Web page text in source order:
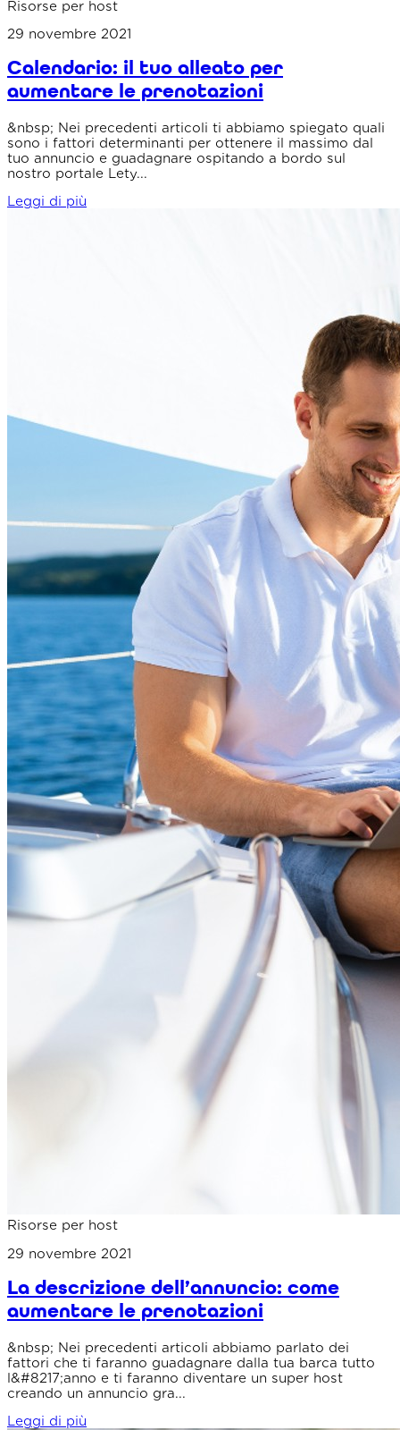
Risorse per host
29 novembre 2021
Calendario: il tuo alleato per
aumentare le prenotazioni
&nbsp; Nei precedenti articoli ti abbiamo spiegato quali
sono i fattori determinanti per ottenere il massimo dal
tuo annuncio e guadagnare ospitando a bordo sul
nostro portale Lety...
Leggi di più
Risorse per host
29 novembre 2021
La descrizione dell’annuncio: come
aumentare le prenotazioni
&nbsp; Nei precedenti articoli abbiamo parlato dei
fattori che ti faranno guadagnare dalla tua barca tutto
l&#8217;anno e ti faranno diventare un super host
creando un annuncio gra...
Leggi di più